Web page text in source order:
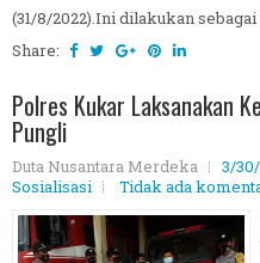
(31/8/2022).Ini dilakukan
Share:
Polres Kukar Laksanakan
Pungli
Duta Nusantara Merdeka 3/30/
Sosialisasi
Tidak ada